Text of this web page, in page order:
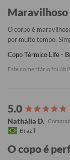
Maravilhoso
O corpo é
por muito tempo.
Copo Térmico Life -
Este comentário foi útil?
Nathália D.
Brazil
O copo é